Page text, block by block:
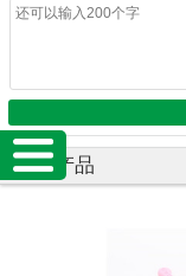
相关产品